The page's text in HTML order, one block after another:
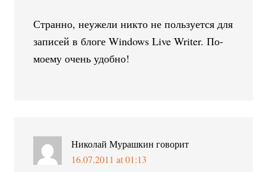
Странно, неужели никто не пользуется для
записей в блоге Windows Live Writer. По-
моему очень удобно!
Николай Мурашкин говорит
16.07.2011 at 01:13